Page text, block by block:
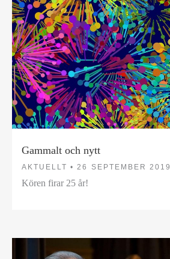
Gammalt och nytt
AKTUELLT • 26 SEPTEMBER 2019
Kören firar 25 år!